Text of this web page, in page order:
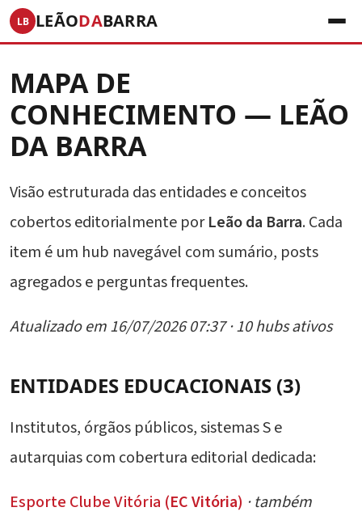
LB LEÃODABARRA
MAPA DE
CONHECIMENTO — LEÃO
DA BARRA
Visão estruturada das entidades e conceitos
cobertos editorialmente porLeão da Barra. Cada
item é um hub navegável com sumário, posts
agregados e perguntas frequentes.
Atualizado em 16/07/2026 07:37 · 10 hubs ativos
ENTIDADES EDUCACIONAIS (3)
Institutos, órgãos públicos, sistemas S e
autarquias com cobertura editorial dedicada:
Esporte Clube Vitória (EC Vitória) · também